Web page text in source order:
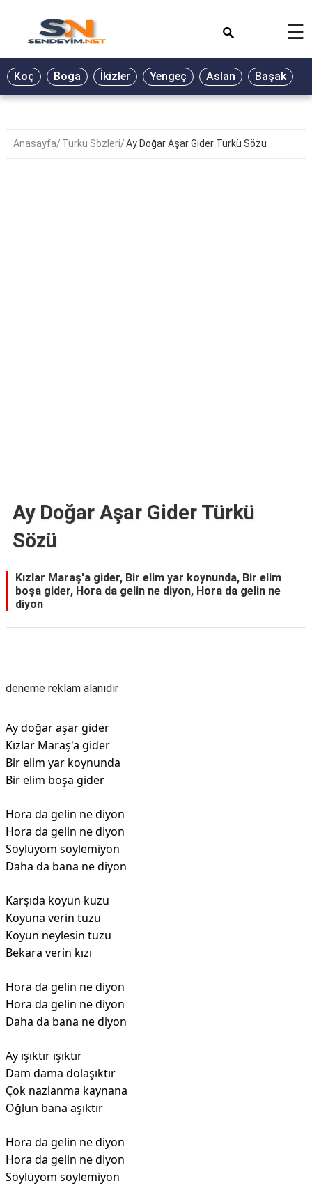
BİYOGRAFİ
GALERİ
☰
Koç Boğa İkizler Yengeç Aslan Başak
Anasayfa Türkü Sözleri Ay Doğar Aşar Gider Türkü Sözü
Ay Doğar Aşar Gider Türkü
Sözü
Kızlar Maraş'a gider, Bir elim yar koynunda, Bir elim
boşa gider, Hora da gelin ne diyon, Hora da gelin ne
diyon
deneme reklam alanıdır
Ay doğar aşar gider
Kızlar Maraş'a gider
Bir elim yar koynunda
Bir elim boşa gider
Hora da gelin ne diyon
Hora da gelin ne diyon
Söylüyom söylemiyon
Daha da bana ne diyon
Karşıda koyun kuzu
Koyuna verin tuzu
Koyun neylesin tuzu
Bekara verin kızı
Hora da gelin ne diyon
Hora da gelin ne diyon
Daha da bana ne diyon
Ay ışıktır ışıktır
Dam dama dolaşıktır
Çok nazlanma kaynana
Oğlun bana aşıktır
Hora da gelin ne diyon
Hora da gelin ne diyon
Söylüyom söylemiyon